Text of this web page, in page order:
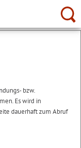
bzw.
Es wird in
dauerhaft zum Abruf